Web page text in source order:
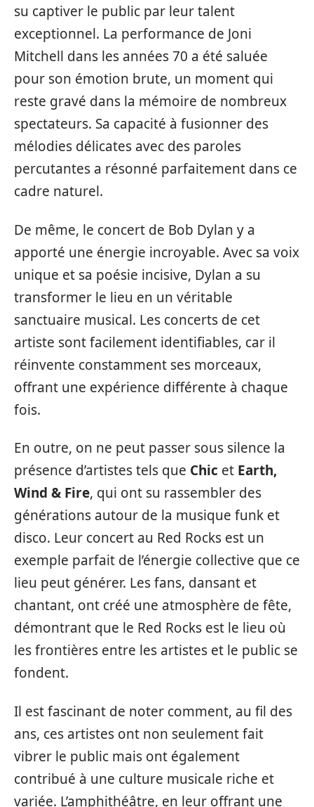
su captiver le public par leur talent
exceptionnel. La performance de Joni
Mitchell dans les années 70 a été saluée
pour son émotion brute, un moment qui
reste gravé dans la mémoire de nombreux
spectateurs. Sa capacité à fusionner des
mélodies délicates avec des paroles
percutantes a résonné parfaitement dans ce
cadre naturel.
De même, le concert de Bob Dylan y a
apporté une énergie incroyable. Avec sa voix
unique et sa poésie incisive, Dylan a su
transformer le lieu en un véritable
sanctuaire musical. Les concerts de cet
artiste sont facilement identifiables, car il
réinvente constamment ses morceaux,
offrant une expérience différente à chaque
fois.
En outre, on ne peut passer sous silence la
présence d’artistes tels que Chic et Earth,
Wind & Fire, qui ont su rassembler des
générations autour de la musique funk et
disco. Leur concert au Red Rocks est un
exemple parfait de l’énergie collective que ce
lieu peut générer. Les fans, dansant et
chantant, ont créé une atmosphère de fête,
démontrant que le Red Rocks est le lieu où
les frontières entre les artistes et le public se
fondent.
Il est fascinant de noter comment, au fil des
ans, ces artistes ont non seulement fait
vibrer le public mais ont également
contribué à une culture musicale riche et
variée. L’amphithéâtre, en leur offrant une